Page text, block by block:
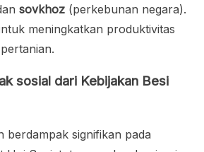
sovkhoz (perkebunan negara).
meningkatkan produktivitas
sosial dari Kebijakan Besi
berdampak signifikan pada